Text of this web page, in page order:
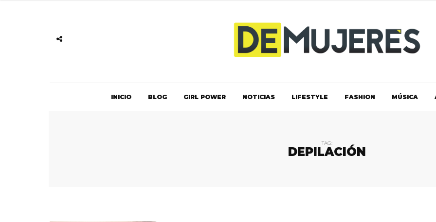
INICIO BLOG GIRL POWER NOTICIAS LIFESTYLE FASHION MÚSICA
TAG:
DEPILACIÓN